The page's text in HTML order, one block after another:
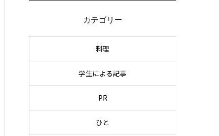
カテゴリー
料理
学生による記事
PR
ひと